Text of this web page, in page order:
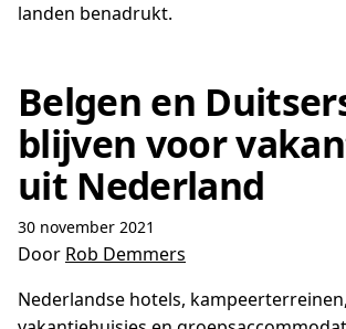
landen benadrukt.
Belgen en
blijven voor
uit Nederland
30 november 2021
Door Rob Demmers
Nederlandse hotels, kampeerterreinen,